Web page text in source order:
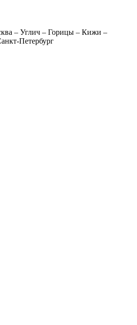
– Углич – Горицы – Кижи –
Петербург